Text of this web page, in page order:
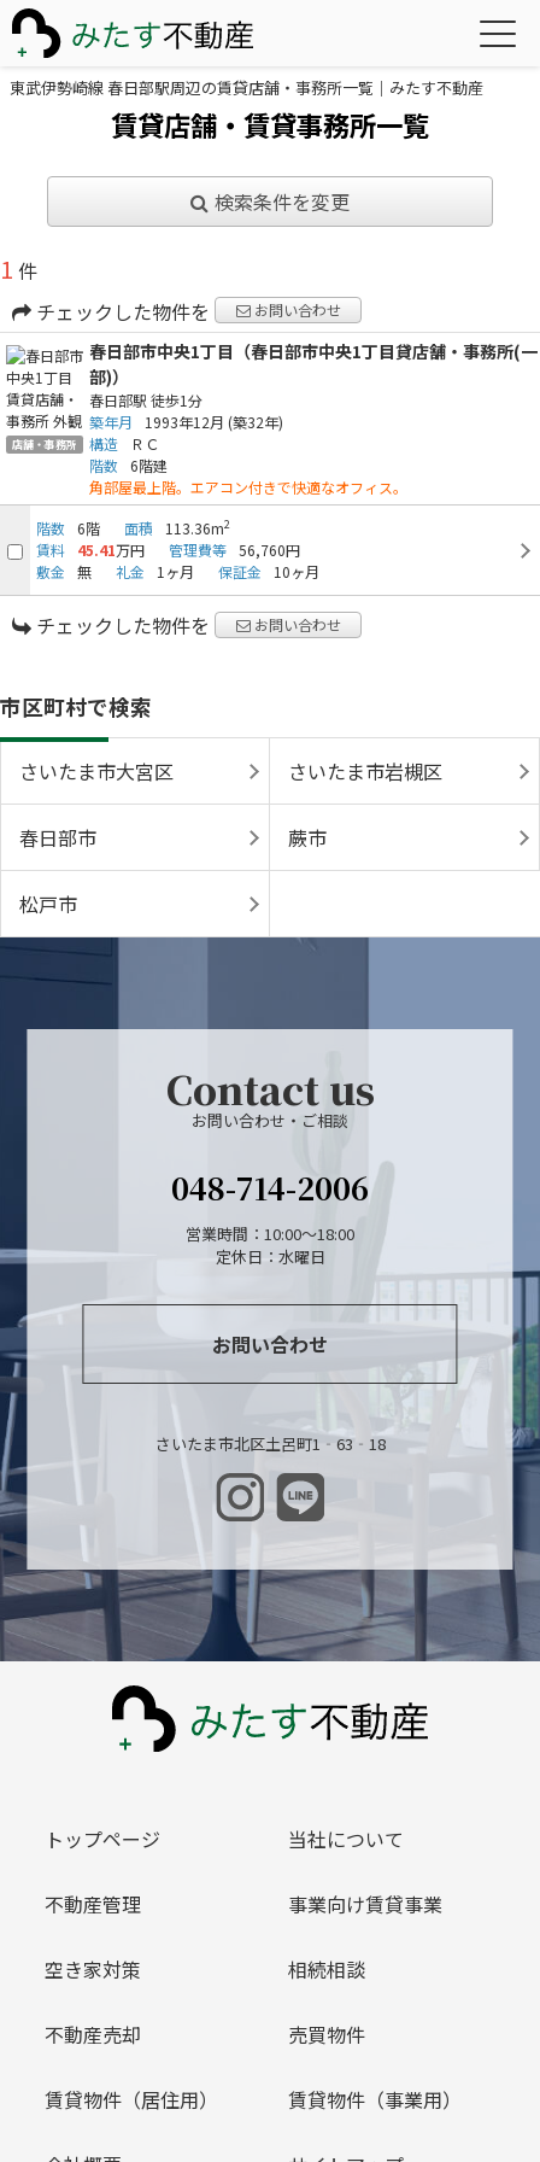
東武伊勢崎線 春日部駅周辺の賃貸店舗・事務所一覧｜みたす不動産
賃貸店舗・賃貸事務所一覧
検索条件を変更
1 件
チェックした物件を
お問い合わせ
店舗・事務所
春日部市中央1丁目（春日部市中央1丁目貸店舗・事務所(一
部)）
春日部駅 徒歩1分
築年月
1993年12月 (築32年)
構造
ＲＣ
階数 6階建
角部屋最上階。エアコン付きで快適なオフィス。
階数 6階 面積 113.36m2
賃料 45.41万円 管理費等 56,760円
敷金
無 礼金 1ヶ月 保証金 10ヶ月
チェックした物件を お問い合わせ
市区町村で検索
さいたま市大宮区 さいたま市岩槻区
春日部市 蕨市
松戸市
Contact us
お問い合わせ・ご相談
048-714-2006
営業時間：10:00～18:00
定休日：水曜日
お問い合わせ
さいたま市北区土呂町1‐63‐18
トップページ 当社について
不動産管理 事業向け賃貸事業
空き家対策 相続相談
不動産売却 売買物件
賃貸物件（居住用） 賃貸物件（事業用）